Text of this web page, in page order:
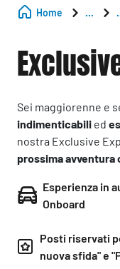
Home ...
Sei maggiorenne e
indimenticabili ed
nostra Exclusive
prossima avventura
Esperienza in
Onboard
Posti riservati
nuova sfida" e